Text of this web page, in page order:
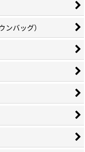
バッグ）